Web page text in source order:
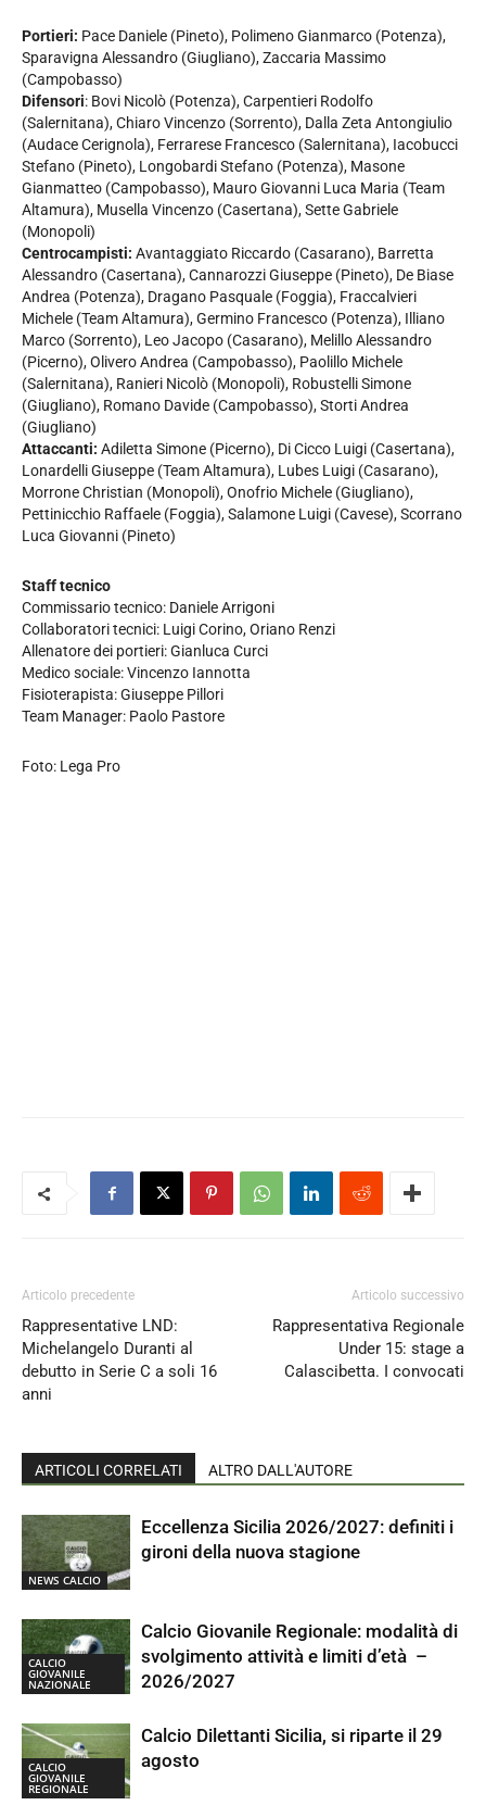
Portieri: Pace Daniele (Pineto), Polimeno Gianmarco (Potenza),
Sparavigna Alessandro (Giugliano), Zaccaria Massimo
(Campobasso)
Difensori: Bovi Nicolò (Potenza), Carpentieri Rodolfo
(Salernitana), Chiaro Vincenzo (Sorrento), Dalla Zeta Antongiulio
(Audace Cerignola), Ferrarese Francesco (Salernitana), Iacobucci
Stefano (Pineto), Longobardi Stefano (Potenza), Masone
Gianmatteo (Campobasso), Mauro Giovanni Luca Maria (Team
Altamura), Musella Vincenzo (Casertana), Sette Gabriele
(Monopoli)
Centrocampisti: Avantaggiato Riccardo (Casarano), Barretta
Alessandro (Casertana), Cannarozzi Giuseppe (Pineto), De Biase
Andrea (Potenza), Dragano Pasquale (Foggia), Fraccalvieri
Michele (Team Altamura), Germino Francesco (Potenza), Illiano
Marco (Sorrento), Leo Jacopo (Casarano), Melillo Alessandro
(Picerno), Olivero Andrea (Campobasso), Paolillo Michele
(Salernitana), Ranieri Nicolò (Monopoli), Robustelli Simone
(Giugliano), Romano Davide (Campobasso), Storti Andrea
(Giugliano)
Attaccanti: Adiletta Simone (Picerno), Di Cicco Luigi (Casertana),
Lonardelli Giuseppe (Team Altamura), Lubes Luigi (Casarano),
Morrone Christian (Monopoli), Onofrio Michele (Giugliano),
Pettinicchio Raffaele (Foggia), Salamone Luigi (Cavese), Scorrano
Luca Giovanni (Pineto)
Staff tecnico
Commissario tecnico: Daniele Arrigoni
Collaboratori tecnici: Luigi Corino, Oriano Renzi
Allenatore dei portieri: Gianluca Curci
Medico sociale: Vincenzo Iannotta
Fisioterapista: Giuseppe Pillori
Team Manager: Paolo Pastore
Foto: Lega Pro
Articolo precedente
Rappresentative LND:
Michelangelo Duranti al
debutto in Serie C a soli 16
anni
Articolo successivo
Rappresentativa Regionale
Under 15: stage a
Calascibetta. I convocati
ARTICOLI CORRELATI ALTRO DALL'AUTORE
NEWS CALCIO
Eccellenza Sicilia 2026/2027: definiti i
gironi della nuova stagione
CALCIO
GIOVANILE
NAZIONALE
Calcio Giovanile Regionale: modalità di
svolgimento attività e limiti d’età –
2026/2027
CALCIO
GIOVANILE
REGIONALE
Calcio Dilettanti Sicilia, si riparte il 29
agosto